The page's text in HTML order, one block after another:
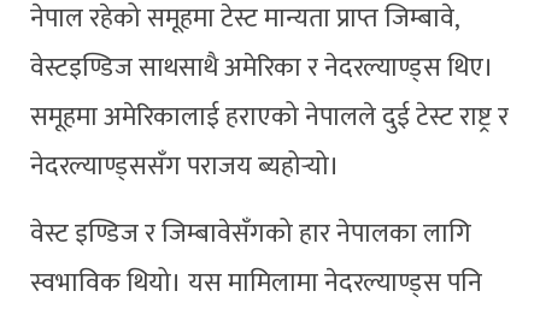
नेपाल रहेको समूहमा टेस्ट मान्यता प्राप्त जिम्बावे,
वेस्टइण्डिज साथसाथै अमेरिका र नेदरल्याण्ड्स थिए।
समूहमा अमेरिकालाई हराएको नेपालले दुई टेस्ट राष्ट्र र
नेदरल्याण्ड्ससँग पराजय ब्यहोर्‍यो।
वेस्ट इण्डिज र जिम्बावेसँगको हार नेपालका लागि
स्वभाविक थियो। यस मामिलामा नेदरल्याण्ड्स पनि